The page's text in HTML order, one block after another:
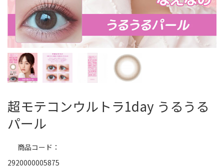
超モテコンウルトラ1day うるうる
パール
商品コード
2920000005875